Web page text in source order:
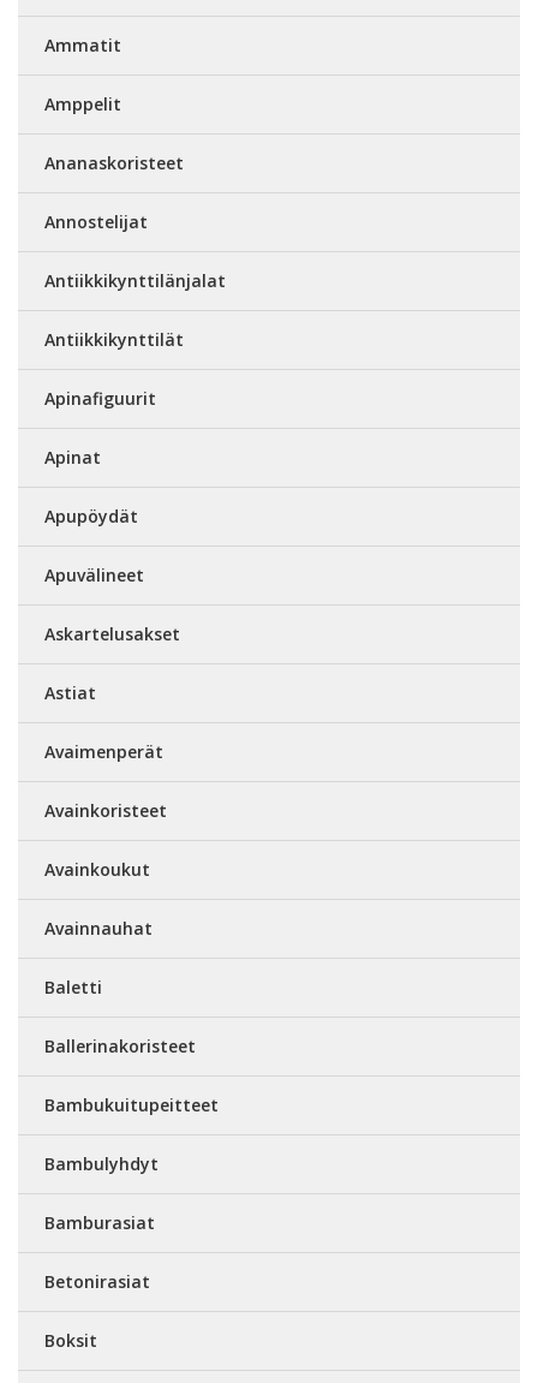
Ammatit
Amppelit
Ananaskoristeet
Annostelijat
Antiikkikynttilänjalat
Antiikkikynttilät
Apinafiguurit
Apinat
Apupöydät
Apuvälineet
Askartelusakset
Astiat
Avaimenperät
Avainkoristeet
Avainkoukut
Avainnauhat
Baletti
Ballerinakoristeet
Bambukuitupeitteet
Bambulyhdyt
Bamburasiat
Betonirasiat
Boksit